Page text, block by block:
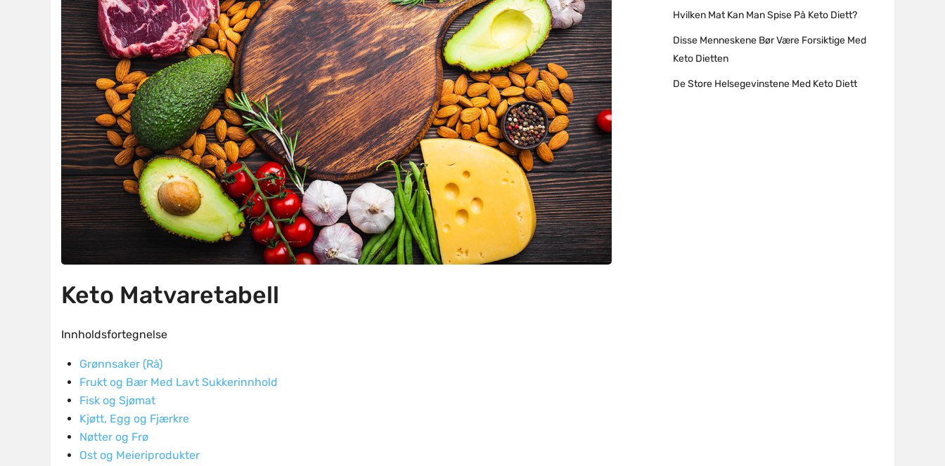
Keto Matvaretabell
Innholdsfortegnelse
Grønnsaker (Rå)
Frukt og Bær Med Lavt Sukkerinnhold
Fisk og Sjømat
Kjøtt, Egg og Fjærkre
Nøtter og Frø
Ost og Meieriprodukter
Hvilken Mat Kan Man Spise På Keto Diett?
Disse Menneskene Bør Være Forsiktige Med
Keto Dietten
De Store Helsegevinstene Med Keto Diett